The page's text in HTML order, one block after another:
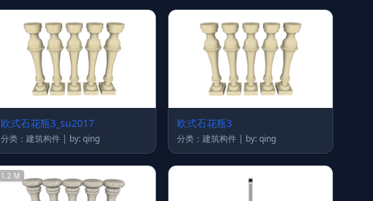
欧式石花瓶3_su2017
分类：建筑构件 | by: qing
欧式石花瓶3
分类：建筑构件 | by: qing
1.2 M